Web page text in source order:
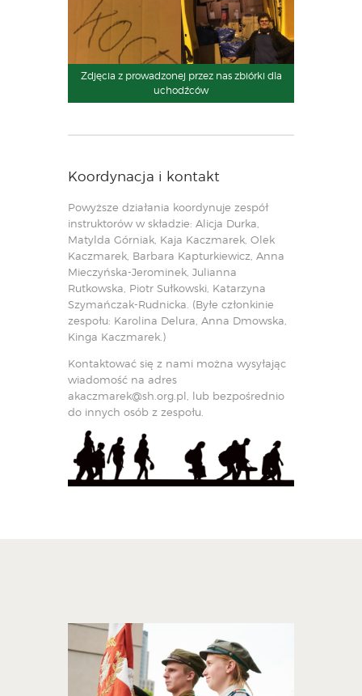
Zdjęcia z prowadzonej przez nas zbiórki dla
uchodźców
Koordynacja i kontakt
Powyższe działania koordynuje zespół
instruktorów w składzie: Alicja Durka,
Matylda Górniak, Kaja Kaczmarek, Olek
Kaczmarek, Barbara Kapturkiewicz, Anna
Mieczyńska-Jerominek, Julianna
Rutkowska, Piotr Sułkowski, Katarzyna
Szymańczak-Rudnicka. (Byłe członkinie
zespołu: Karolina Delura, Anna Dmowska,
Kinga Kaczmarek.)
Kontaktować się z nami można wysyłając
wiadomość na adres
akaczmarek@sh.org.pl , lub bezpośrednio
do innych osób z zespołu.